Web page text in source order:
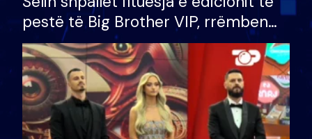
pestë të Big Brother VIP, rrëmben
çmimin e madh prej 100 mijë eurosh